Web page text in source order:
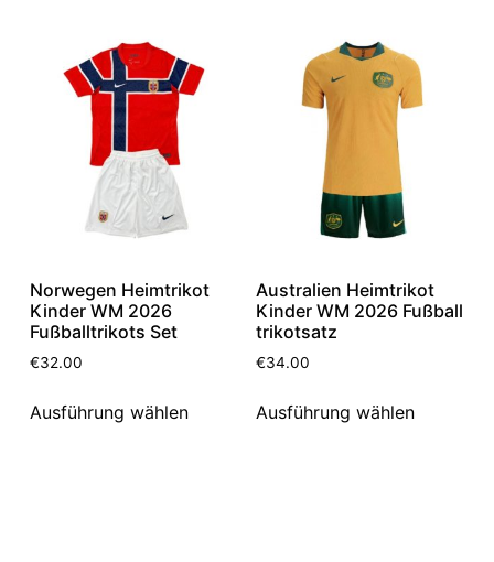
Norwegen Heimtrikot
Kinder WM 2026
Fußballtrikots Set
€32.00
Ausführung wählen
Australien Heimtrikot
Kinder WM 2026 Fußball
trikotsatz
€34.00
Ausführung wählen